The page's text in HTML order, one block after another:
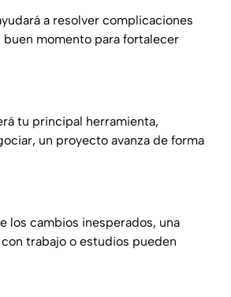
a resolver complicaciones
buen momento para fortalecer
tu principal herramienta,
un proyecto avanza de forma
los cambios inesperados, una
trabajo o estudios pueden